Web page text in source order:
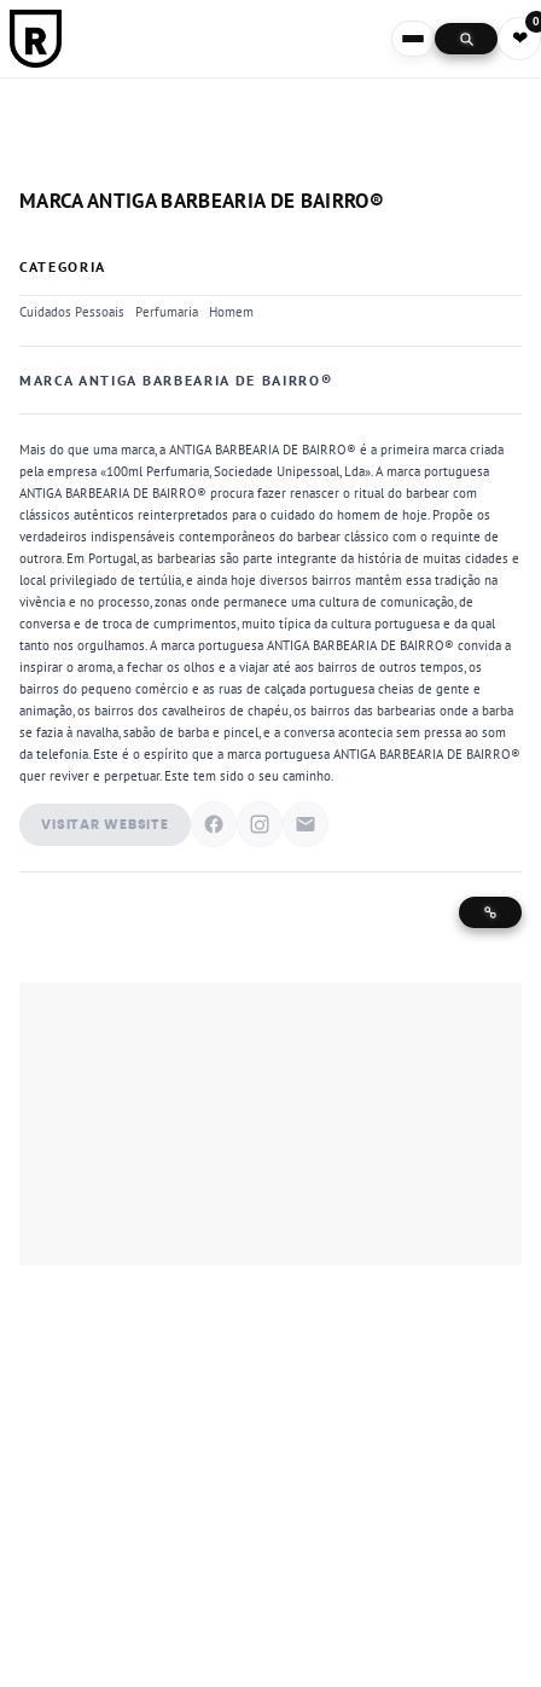
❤
0
MARCA ANTIGA BARBEARIA DE BAIRRO®
CATEGORIA
Cuidados Pessoais Perfumaria Homem
MARCA ANTIGA BARBEARIA DE BAIRRO®
Mais do que uma marca, a ANTIGA BARBEARIA DE BAIRRO® é a primeira marca criada
pela empresa «100ml Perfumaria, Sociedade Unipessoal, Lda». A marca portuguesa
ANTIGA BARBEARIA DE BAIRRO® procura fazer renascer o ritual do barbear com
clássicos autênticos reinterpretados para o cuidado do homem de hoje. Propõe os
verdadeiros indispensáveis contemporâneos do barbear clássico com o requinte de
outrora. Em Portugal, as barbearias são parte integrante da história de muitas cidades e
local privilegiado de tertúlia, e ainda hoje diversos bairros mantêm essa tradição na
vivência e no processo, zonas onde permanece uma cultura de comunicação, de
conversa e de troca de cumprimentos, muito típica da cultura portuguesa e da qual
tanto nos orgulhamos. A marca portuguesa ANTIGA BARBEARIA DE BAIRRO® convida a
inspirar o aroma, a fechar os olhos e a viajar até aos bairros de outros tempos, os
bairros do pequeno comércio e as ruas de calçada portuguesa cheias de gente e
animação, os bairros dos cavalheiros de chapéu, os bairros das barbearias onde a barba
se fazia à navalha, sabão de barba e pincel, e a conversa acontecia sem pressa ao som
da telefonia. Este é o espírito que a marca portuguesa ANTIGA BARBEARIA DE BAIRRO®
quer reviver e perpetuar. Este tem sido o seu caminho.
VISITAR WEBSITE